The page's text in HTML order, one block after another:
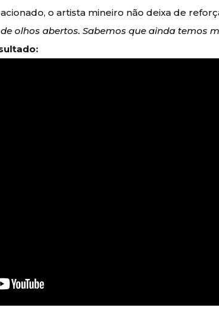
o artista mineiro não deixa de
olhos abertos. Sabemos que ainda temos